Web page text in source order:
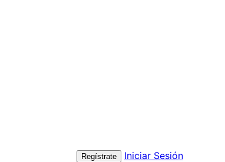
Regístrate Iniciar Sesión